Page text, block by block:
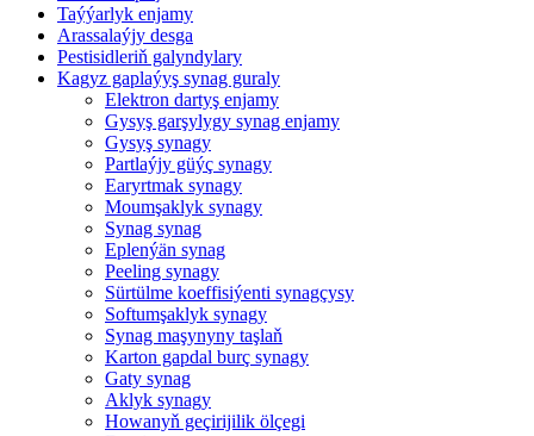
Taýýarlyk enjamy
Arassalaýjy desga
Pestisidleriň galyndylary
Kagyz gaplaýyş synag guraly
Elektron dartyş enjamy
Gysyş garşylygy synag enjamy
Gysyş synagy
Partlaýjy güýç synagy
Earyrtmak synagy
Moumşaklyk synagy
Synag synag
Eplenýän synag
Peeling synagy
Sürtülme koeffisiýenti synagçysy
Softumşaklyk synagy
Synag maşynyny taşlaň
Karton gapdal burç synagy
Gaty synag
Aklyk synagy
Howanyň geçirijilik ölçegi